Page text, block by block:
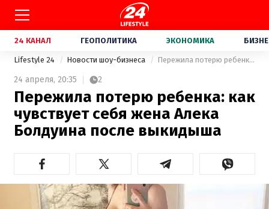
24 КАНАЛ ГЕОПОЛИТИКА ЭКОНОМИКА
Lifestyle 24 Новости шоу-бизнеса Пережила потерю ребенка: как чувствует себя жена Алека Болдуина после выкидыша
24 апреля, 20:35 2
Пережила потерю ребенка: как
чувствует себя жена Алека
Болдуина после выкидыша